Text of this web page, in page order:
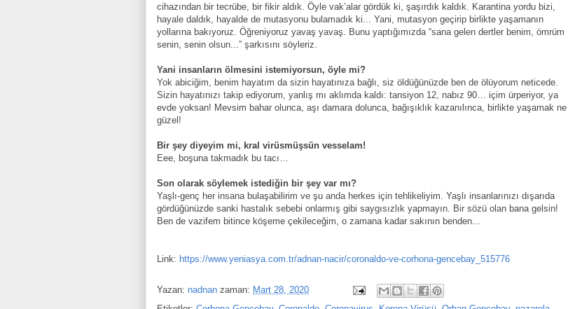
cihazından bir tecrübe, bir fikir aldık. Öyle vak’alar gördük ki, şaşırdık kaldık. Karantina yordu bizi,
hayale daldık, hayalde de mutasyonu bulamadık ki... Yani, mutasyon geçirip birlikte yaşamanın
yollarına bakıyoruz. Öğreniyoruz yavaş yavaş. Bunu yaptığımızda “sana gelen dertler benim, ömrüm
senin, senin olsun...” şarkısını söyleriz.
Yani insanların ölmesini istemiyorsun, öyle mi?
Yok abiciğim, benim hayatım da sizin hayatınıza bağlı, siz öldüğünüzde ben de ölüyorum neticede.
Sizin hayatınızı takip ediyorum, yanlış mı aklımda kaldı: tansiyon 12, nabız 90… içim ürperiyor, ya
evde yoksan! Mevsim bahar olunca, aşı damara dolunca, bağışıklık kazanılınca, birlikte yaşamak ne
güzel!
Bir şey diyeyim mi, kral virüsmüşsün vesselam!
Eee, boşuna takmadık bu tacı…
Son olarak söylemek istediğin bir şey var mı?
Yaşlı-genç her insana bulaşabilirim ve şu anda herkes için tehlikeliyim. Yaşlı insanlarınızı dışarıda
gördüğünüzde sanki hastalık sebebi onlarmış gibi saygısızlık yapmayın. Bir sözü olan bana gelsin!
Ben de vazifem bitince köşeme çekileceğim, o zamana kadar sakının benden...
Link: https://www.yeniasya.com.tr/adnan-nacir/coronaldo-ve-corhona-gencebay_515776
Yazan: nadnan zaman: Mart 28, 2020